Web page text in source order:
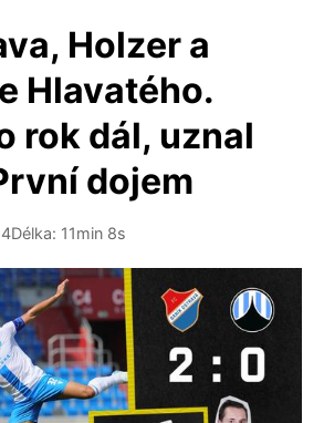
Holzer a
Hlavatého.
rok dál, uznal
dojem
Délka: 11min 8s